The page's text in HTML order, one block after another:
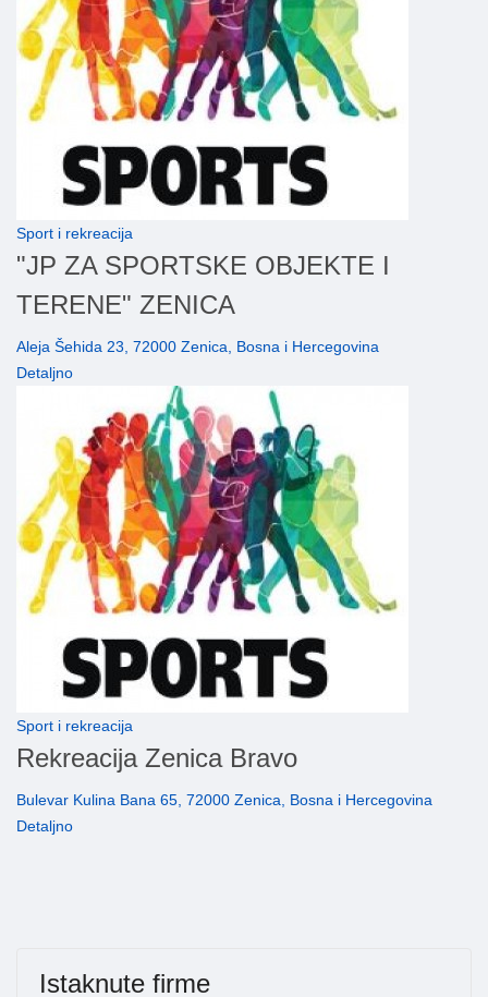
Sport i rekreacija
"JP ZA SPORTSKE OBJEKTE I
TERENE" ZENICA
Aleja Šehida 23, 72000 Zenica, Bosna i Hercegovina
Detaljno
Sport i rekreacija
Rekreacija Zenica Bravo
Bulevar Kulina Bana 65, 72000 Zenica, Bosna i Hercegovina
Detaljno
Istaknute firme